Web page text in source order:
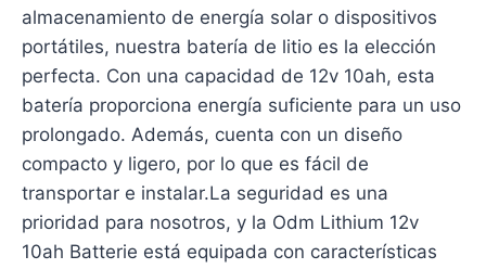
almacenamiento de energía solar o dispositivos
portátiles, nuestra batería de litio es la elección
perfecta. Con una capacidad de 12v 10ah, esta
batería proporciona energía suficiente para un uso
prolongado. Además, cuenta con un diseño
compacto y ligero, por lo que es fácil de
transportar e instalar.La seguridad es una
prioridad para nosotros, y la Odm Lithium 12v
10ah Batterie está equipada con características